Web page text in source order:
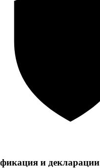
и декларации